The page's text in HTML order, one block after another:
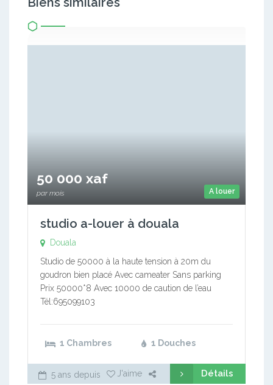
A louer
50 000 xaf
par mois
studio a-louer à douala
Douala
Studio de 50000 à la haute tension à 20m du
goudron bien placé Avec cameater Sans parking
Prix 50000*8 Avec 10000 de caution de l’eau
Tél:695099103
1 Chambres 1 Douches
5 ans depuis J'aime Détails